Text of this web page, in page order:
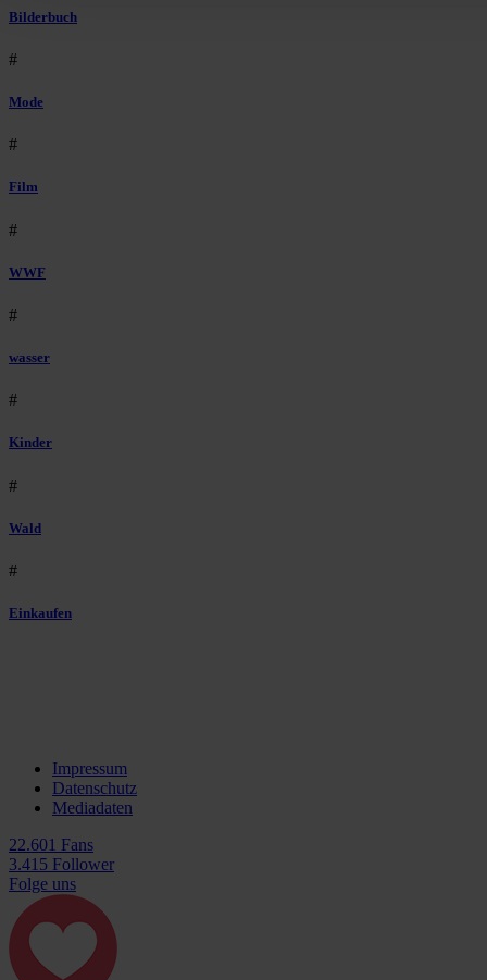
Bilderbuch
#
Mode
#
Film
#
WWF
#
wasser
#
Kinder
#
Wald
#
Einkaufen
Impressum
Datenschutz
Mediadaten
22.601 Fans
3.415 Follower
Folge uns